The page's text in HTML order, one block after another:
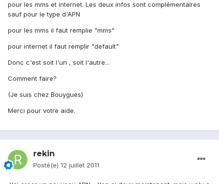
pour les mms et internet. Les deux infos sont complémentaires
sauf pour le type d'APN
pour les mms il faut remplie "mms"
pour internet il faut remplir "default"
Donc c'est soit l'un , soit l'autre...
Comment faire?
(Je suis chez Bouygues)
Merci pour votre aide.
rekin
Posté(e) 12 juillet 2011